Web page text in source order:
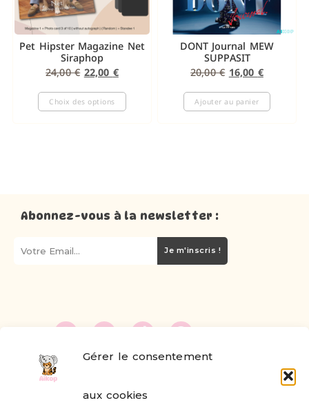
Gérer le consentement
aux cookies
Pet Hipster Magazine Net
Siraphop
24,00€ 22,00 €
Choix des options
DONT Journal MEW
SUPPASIT
20,00€ 16,00 €
Ajouter au panier
Abonnez-vous à la newsletter :
Je m'inscris !